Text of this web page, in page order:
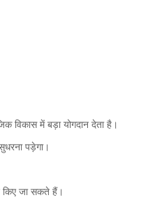
विकास में बड़ा योगदान देता है।
पड़ेगा।
किए जा सकते हैं।